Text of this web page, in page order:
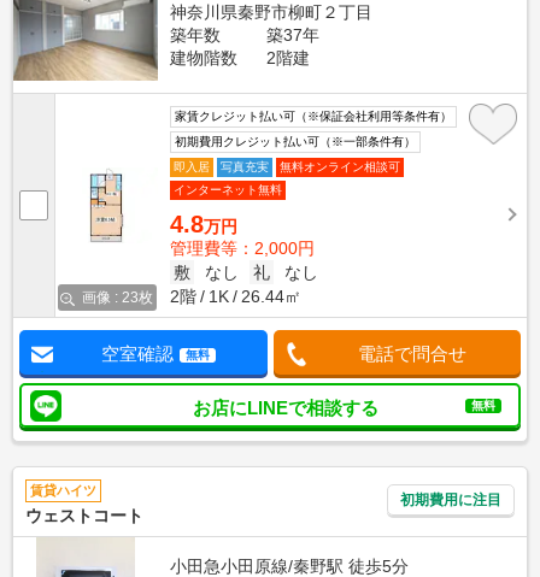
神奈川県秦野市柳町２丁目
築年数
築37年
建物階数
2階建
画像 : 23枚
家賃クレジット払い可（※保証会社利用等条件有）
初期費用クレジット払い可（※一部条件有）
即入居
写真充実
無料オンライン相談可
インターネット無料
4.8万円
管理費等：2,000円
敷
なし 礼
なし
2階
1K 26.44㎡
空室確認 無料 電話で問合せ
お店にLINEで相談する 無料
賃貸ハイツ
ウェストコート
初期費用に注目
小田急小田原線/秦野駅 徒歩5分